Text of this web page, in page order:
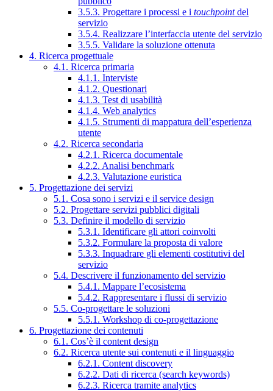
3.5.3. Progettare i processi e i touchpointdel
servizio
3.5.4. Realizzare l’interfaccia utente del servizio
3.5.5. Validare la soluzione ottenuta
4. Ricerca progettuale
4.1. Ricerca primaria
4.1.1. Interviste
4.1.2. Questionari
4.1.3. Test di usabilità
4.1.4. Web analytics
4.1.5. Strumenti di mappatura dell’esperienza
utente
4.2. Ricerca secondaria
4.2.1. Ricerca documentale
4.2.2. Analisi benchmark
4.2.3. Valutazione euristica
5. Progettazione dei servizi
5.1. Cosa sono i servizi e il service design
5.2. Progettare servizi pubblici digitali
5.3. Definire il modello di servizio
5.3.1. Identificare gli attori coinvolti
5.3.2. Formulare la proposta di valore
5.3.3. Inquadrare gli elementi costitutivi del
servizio
5.4. Descrivere il funzionamento del servizio
5.4.1. Mappare l’ecosistema
5.4.2. Rappresentare i flussi di servizio
5.5. Co-progettare le soluzioni
5.5.1. Workshop di co-progettazione
6. Progettazione dei contenuti
6.1. Cos’è il content design
6.2. Ricerca utente sui contenuti e il linguaggio
6.2.1. Content discovery
6.2.2. Dati di ricerca (search keywords)
6.2.3. Ricerca tramite analytics